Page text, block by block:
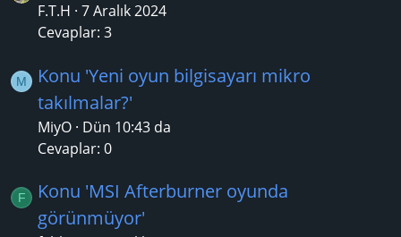
F.T.H 7 Aralık 2024
Cevaplar: 3
M
Konu 'Yeni oyun bilgisayarı mikro
takılmalar?'
MiyO Dün 10:43 da
Cevaplar: 0
F
Konu 'MSI Afterburner oyunda
görünmüyor'